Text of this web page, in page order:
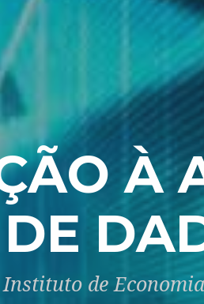
À
Instituto de Economia